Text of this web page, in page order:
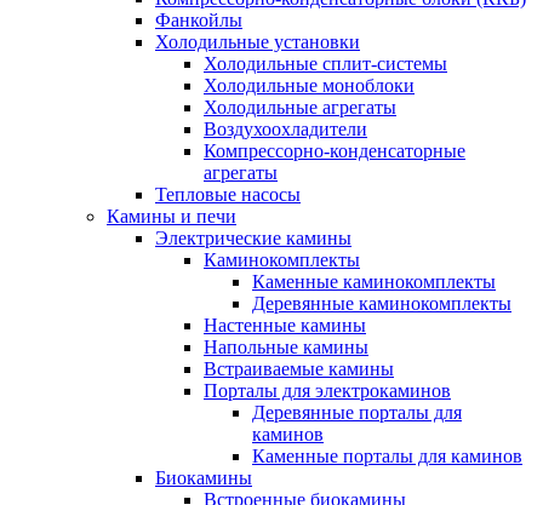
Фанкойлы
Холодильные установки
Холодильные сплит-системы
Холодильные моноблоки
Холодильные агрегаты
Воздухоохладители
Компрессорно-конденсаторные
агрегаты
Тепловые насосы
Камины и печи
Электрические камины
Каминокомплекты
Каменные каминокомплекты
Деревянные каминокомплекты
Настенные камины
Напольные камины
Встраиваемые камины
Порталы для электрокаминов
Деревянные порталы для
каминов
Каменные порталы для каминов
Биокамины
Встроенные биокамины